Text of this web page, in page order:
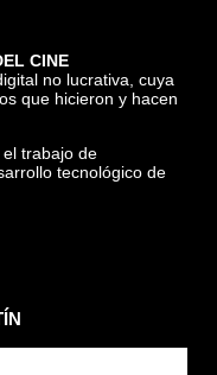
CINE
no lucrativa, cuya
que hicieron y hacen
trabajo de
tecnológico de